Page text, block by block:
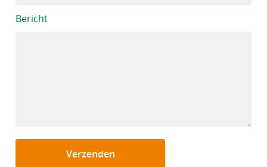
Bericht
Verzenden